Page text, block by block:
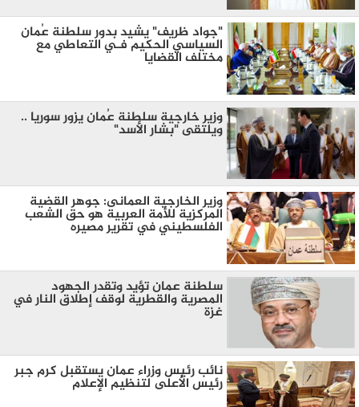
"جواد ظريف" يشيد بدور سلطنة عُمان
السياسي الحكيم فـي التعاطي مع
مختلف القضايا
وزير خارجية سلطنة عُمان يزور سوريا ..
ويلتقى "بشار الأسد"
وزير الخارجية العمانى: جوهر القضية
المركزية للأمة العربية هو حق الشعب
الفلسطيني في تقرير مصيره
سلطنة عمان تؤيد وتقدر الجهود
المصرية والقطرية لوقف إطلاق النار في
غزة
نائب رئيس وزراء عمان يستقبل كرم جبر
رئيس الأعلى لتنظيم الإعلام